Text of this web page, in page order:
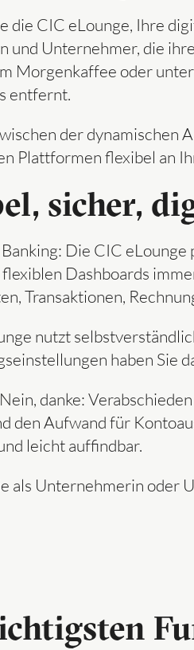
die CIC eLounge, Ihre
und Unternehmer, die
Morgenkaffee oder
entfernt.
der dynamischen
Plattformen flexibel an
sicher,
Die CIC
Dashboards
Transaktionen,
nutzt
haben Sie
danke:
den Aufwand für
leicht auffindbar.
als Unternehmerin oder